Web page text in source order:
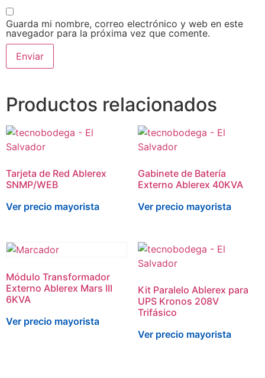
Guarda mi nombre, correo electrónico y web en este
navegador para la próxima vez que comente.
Productos relacionados
Tarjeta de Red Ablerex
SNMP/WEB
Ver precio mayorista
Gabinete de Batería
Externo Ablerex 40KVA
Ver precio mayorista
Módulo Transformador
Externo Ablerex Mars III
6KVA
Ver precio mayorista
Kit Paralelo Ablerex para
UPS Kronos 208V
Trifásico
Ver precio mayorista